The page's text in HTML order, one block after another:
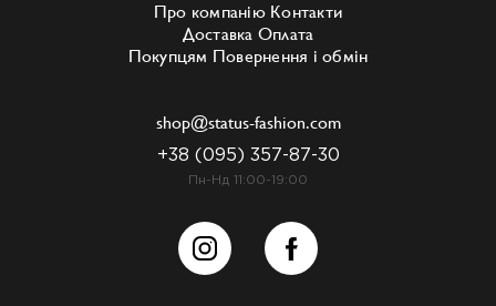
Про компанію Контакти
Доставка Оплата
Покупцям Повернення і обмін
shop@status-fashion.com
+38 (095) 357-87-30
Пн-Нд 11:00-19:00